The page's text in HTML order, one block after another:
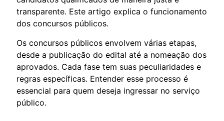
transparente. Este artigo explica o funcionamento
dos concursos públicos.
Os concursos públicos envolvem várias etapas,
desde a publicação do edital até a nomeação dos
aprovados. Cada fase tem suas peculiaridades e
regras específicas. Entender esse processo é
essencial para quem deseja ingressar no serviço
público.